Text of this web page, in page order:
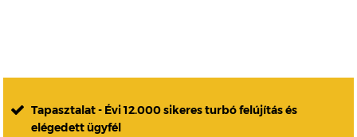
Tapasztalat - Évi 12.000 sikeres turbó felújítás és
elégedett ügyfél